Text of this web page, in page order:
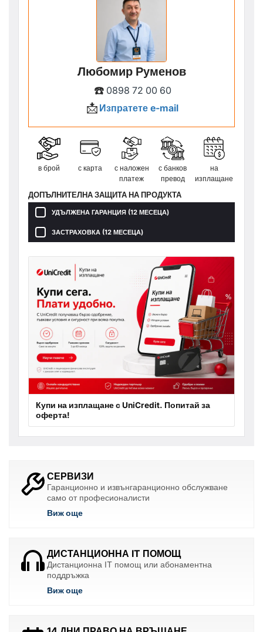
Любомир Руменов
☎️ 0898 72 00 60
📩 Изпратете e-mail
в брой с карта
с наложен
платеж
с банков
превод
на
изплащане
ДОПЪЛНИТЕЛНА ЗАЩИТА НА ПРОДУКТА
УДЪЛЖЕНА ГАРАНЦИЯ (12 МЕСЕЦА)
ЗАСТРАХОВКА (12 МЕСЕЦА)
Купи на изплащане с UniCredit. Попитай за
оферта!
СЕРВИЗИ
Гаранционно и извънгаранционно обслужване
само от професионалисти
Виж още
ДИСТАНЦИОННА IT ПОМОЩ
Дистанционна IT помощ или абонаментна
поддръжка
Виж още